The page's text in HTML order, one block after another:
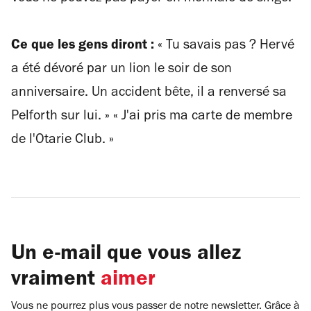
Ce que les gens diront : « T u savais pas ? Hervé
a été dévoré par un lion le soir de son
anniversaire. Un accident bête, il a renversé sa
Pelforth sur lui. » « J'ai pris ma carte de membre
de l'Otarie Club. »
Un e-mail que vous allez
vraiment aimer
Vous ne pourrez plus vous passer de notre newsletter. Grâce à